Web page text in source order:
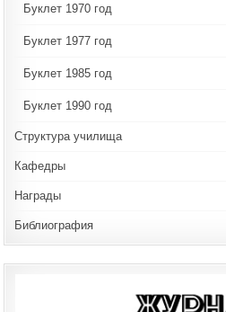
Буклет 1970 год
Буклет 1977 год
Буклет 1985 год
Буклет 1990 год
Структура училища
Кафедры
Награды
Библиография